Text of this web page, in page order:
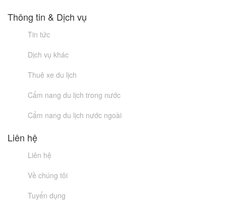
Thông tin & Dịch vụ
Tin tức
Dịch vụ khác
Thuê xe du lịch
Cẩm nang du lịch trong nước
Cẩm nang du lịch nước ngoài
Liên hệ
Liên hệ
Về chúng tôi
Tuyển dụng